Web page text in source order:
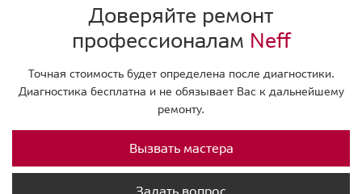
Доверяйте ремонт
профессионалам Neff
Точная стоимость будет определена после диагностики.
Диагностика бесплатна и не обязывает Вас к дальнейшему
ремонту.
Вызвать мастера
Задать вопрос